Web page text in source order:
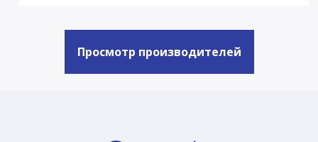
Просмотр производителей